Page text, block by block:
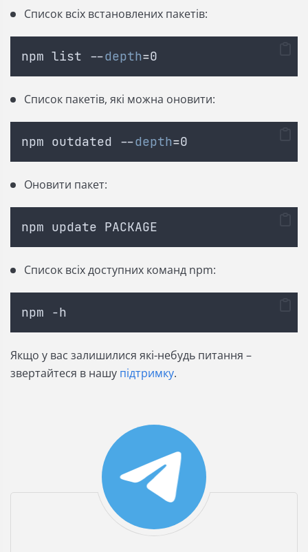
Список всіх встановлених пакетів:
npm list --depth=0
Список пакетів, які можна оновити:
npm outdated --depth=0
Оновити пакет:
npm update PACKAGE
Список всіх доступних команд npm:
npm -h
Якщо у вас залишилися які-небудь питання –
звертайтеся в нашу підтримку.